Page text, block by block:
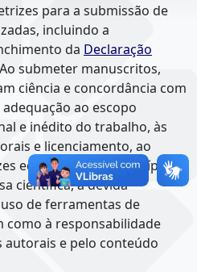
para a submissão de
incluindo a
da Declaração
submeter manuscritos,
ciência e concordância com
ao escopo
e inédito do trabalho, às
e licenciamento, ao
editoriais e dos princípios
científica, à devida
de ferramentas de
como à responsabilidade
autorais e pelo conteúdo